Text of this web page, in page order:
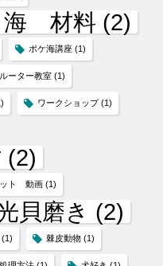
海 材料 (2)
ポケ海講座 (1)
ーター教室 (1)
ワークショップ(1)
(2)
ット 動画 (1)
貝磨き (2)
(1) 棘皮動物 (1)